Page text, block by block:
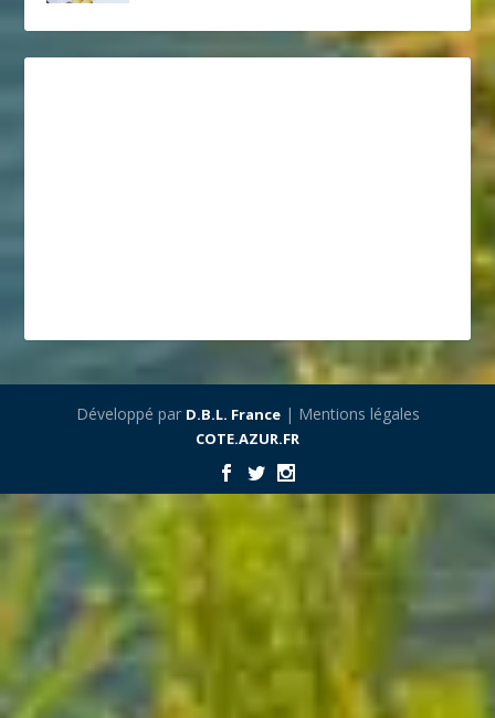
Développé par D.B.L. France| Mentions légales
COTE.AZUR.FR